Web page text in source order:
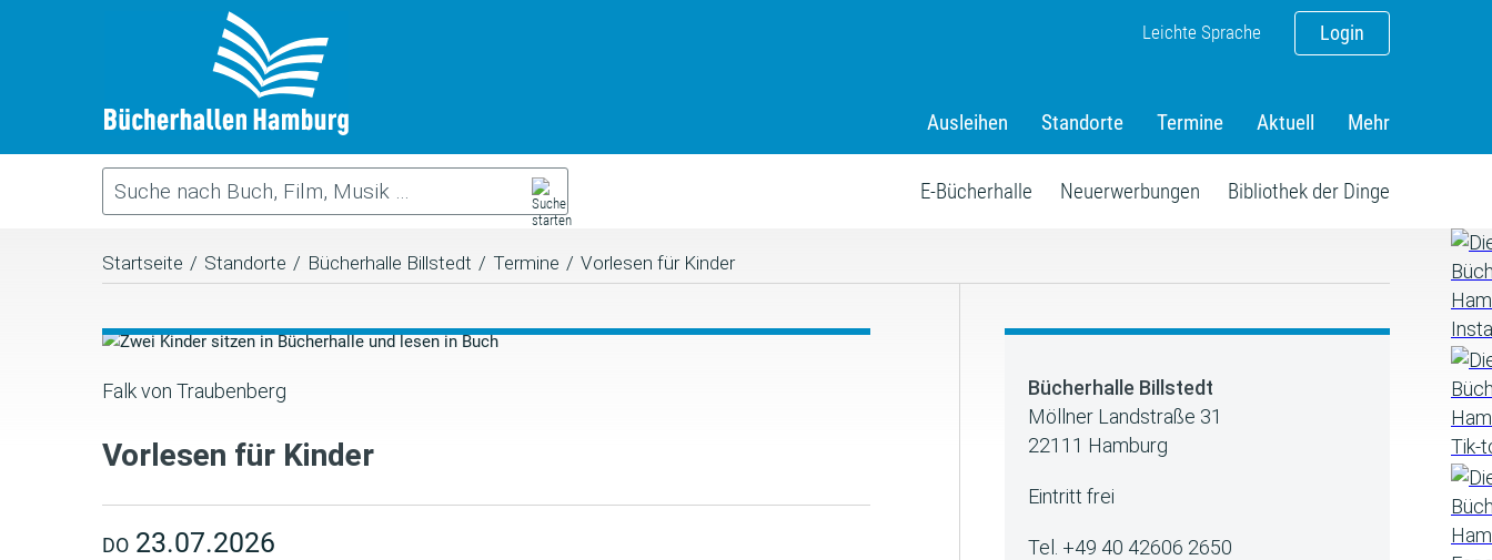
Login
Leichte Sprache
Ausleihen Standorte Termine Aktuell Mehr
E-Bücherhalle Neuerwerbungen Bibliothek der Dinge
Startseite / Standorte / Bücherhalle Billstedt / Termine / Vorlesen für Kinder
Falk von Traubenberg
Vorlesen für Kinder
DO 23.07.2026
Bücherhalle Billstedt
Möllner Landstraße 31
22111 Hamburg
Eintritt frei
Tel. +49 40 42606 2650